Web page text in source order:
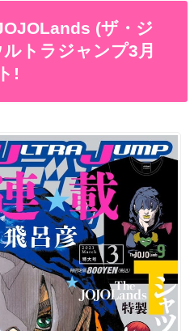
(ザ・ジ
トラジャンプ3月
!